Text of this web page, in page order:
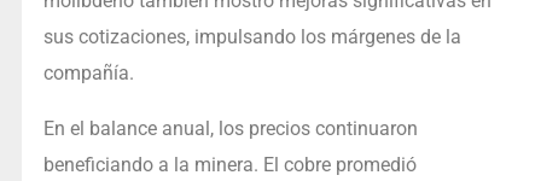
sus cotizaciones, impulsando los márgenes de la
compañía.
En el balance anual, los precios continuaron
beneficiando a la minera. El cobre promedió